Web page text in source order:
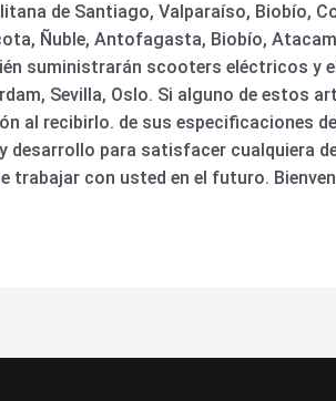
de Santiago, Valparaíso, Biobío,
Ñuble, Antofagasta, Biobío,
suministrarán scooters eléctricos y
Sevilla, Oslo. Si alguno de estos
al recibirlo. de sus especificaciones
desarrollo para satisfacer cualquiera
trabajar con usted en el futuro.